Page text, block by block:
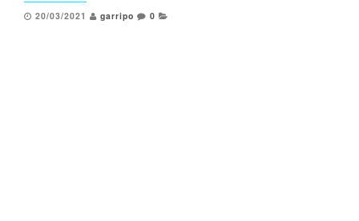
20/03/2021 garripo 0